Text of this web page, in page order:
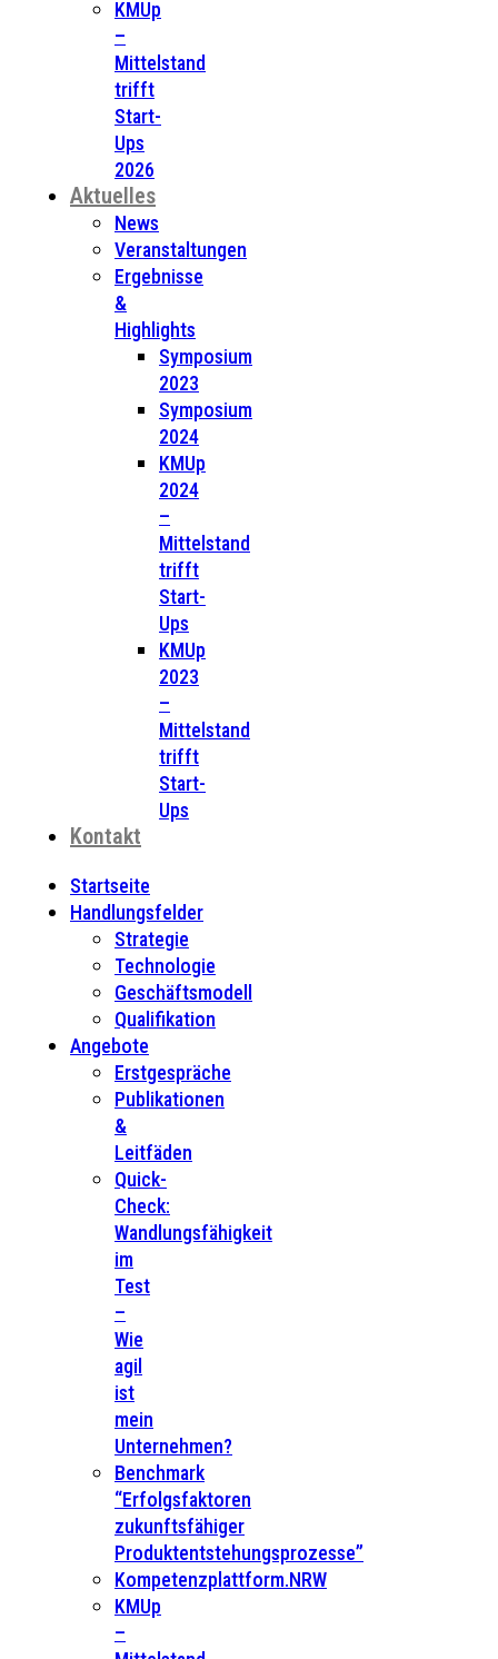
KMUp
–
Mittelstand
trifft
Start-
Ups
2026
Aktuelles
News
Veranstaltungen
Ergebnisse
&
Highlights
Symposium
2023
Symposium
2024
KMUp
2024
–
Mittelstand
trifft
Start-
Ups
KMUp
2023
–
Mittelstand
trifft
Start-
Ups
Kontakt
Startseite
Handlungsfelder
Strategie
Technologie
Geschäftsmodell
Qualifikation
Angebote
Erstgespräche
Publikationen
&
Leitfäden
Quick-
Check:
Wandlungsfähigkeit
im
Test
–
Wie
agil
ist
mein
Unternehmen?
Benchmark
“Erfolgsfaktoren
zukunftsfähiger
Produktentstehungsprozesse”
Kompetenzplattform.NRW
KMUp
–